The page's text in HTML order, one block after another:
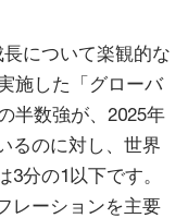
について楽観的な
施した「グローバ
半数強が、2025年
るのに対し、世界
分の1以下です。
レーションを主要